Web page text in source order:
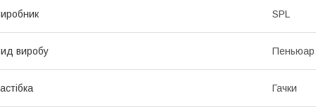
SPL
виробу Пеньюар
Гачки